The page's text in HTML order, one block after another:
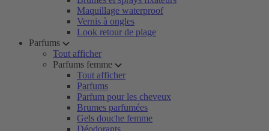
Maquillage waterproof
Vernis à ongles
Look retour de plage
Parfums
Tout afficher
Parfums femme
Tout afficher
Parfums
Parfum pour les cheveux
Brumes parfumées
Gels douche femme
Déodorants